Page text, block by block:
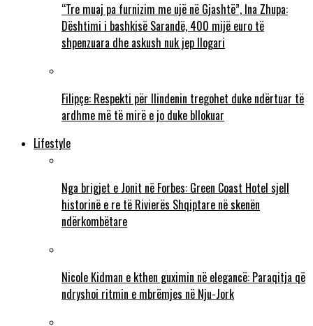
“Tre muaj pa furnizim me ujë në Gjashtë”, Ina Zhupa:
Dështimi i bashkisë Sarandë, 400 mijë euro të
shpenzuara dhe askush nuk jep llogari
Filipçe: Respekti për Ilindenin tregohet duke ndërtuar të
ardhme më të mirë e jo duke bllokuar
Lifestyle
Nga brigjet e Jonit në Forbes: Green Coast Hotel sjell
historinë e re të Rivierës Shqiptare në skenën
ndërkombëtare
Nicole Kidman e kthen guximin në elegancë: Paraqitja që
ndryshoi ritmin e mbrëmjes në Nju-Jork